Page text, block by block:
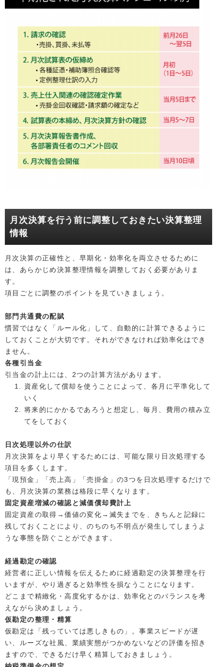
月次決算を行う前に調整しておきたい決算整理
情報
月次決算の正確性と、早期化・効率化を両立させるために
は、あらかじめ決算整理情報を調整しておく必要がありま
す。
項目ごとに調整のポイントを見ていきましょう。
部門共通費の配賦
慣習ではなく「ルール化」して、自動的に計算できるように
しておくことが大切です。それができなければ効率化はでき
ません。
各種引当金
引当金の計上には、2つの計算方法があります。
資産化して償却を使うことによって、各月に平準化して
いく
将来的にかかるであろうと想定し、毎月、費用の積み立
てをしておく
日次処理以外の仕訳
月次決算をより早くするためには、可能な限り日次処理する
項目を多くします。
「現預金」「売上高」「売掛金」の3つを日次処理するだけで
も、月次決算の業務は格段に早くなります。
固定資産増減の確認と減価償却費計上
固定資産の取得→価値の変化→滅失までを、きちんと記録に
残しておくことにより、のちのち不明点が発生してしまうよ
うな事態を防ぐことができます。
経過勘定の確認
経営者に正しい情報を伝えるために経過勘定の決算整理を行
いますが、やり過ぎると効率性を損なうことになります。
どこまで精緻化・高度化するかは、効率化とのバランスを考
えながら決めましょう。
仮勘定の整理・精算
仮勘定は「残っていては悪しきもの」。事業スピードが遅
い、ルーズな社風、業績実態がつかめないなどの評価を招き
ますので、できるだけ早く精算しておきましょう。